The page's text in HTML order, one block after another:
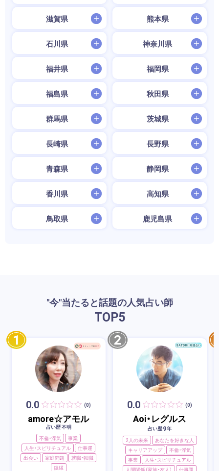
滋賀県 熊本県
石川県 神奈川県
福井県 福岡県
福島県 秋田県
群馬県 茨城県
長崎県 長野県
青森県 静岡県
香川県 高知県
鳥取県 鹿児島県
"今"当たると話題の人気占い師
TOP5
1
0.0 (0)
amore☆アモル
占い歴 不明
不倫・浮気
事業
人生・スピリチュアル
仕事運
出会い
家庭問題
就職・転職
復縁
2
0.0 (0)
Aoi・レグルス
占い歴9年
2人の未来
あなたを好きな人
キャリアアップ
不倫・浮気
事業
人生・スピリチュアル
人間関係（家族・友人）
仕事運